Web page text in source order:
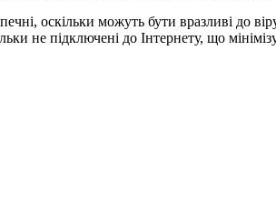
оскільки можуть бути вразливі до
не підключені до Інтернету, що